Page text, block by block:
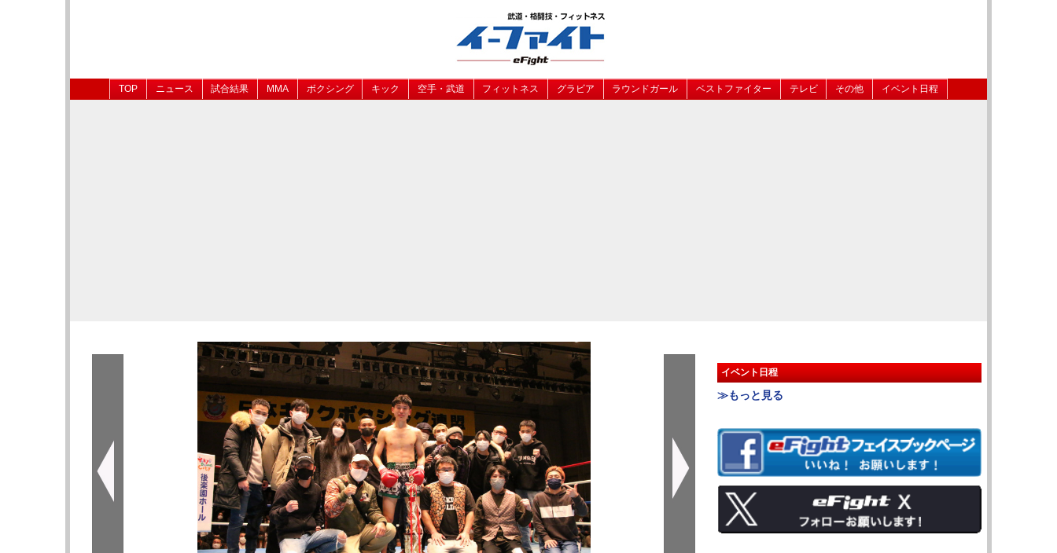
TOP ニュース 試合結果 MMA ボクシング キック 空手・武道 フィットネス グラビア ラウンドガール ベストファイター テレビ その他 イベント日程
イベント日程
≫もっと見る